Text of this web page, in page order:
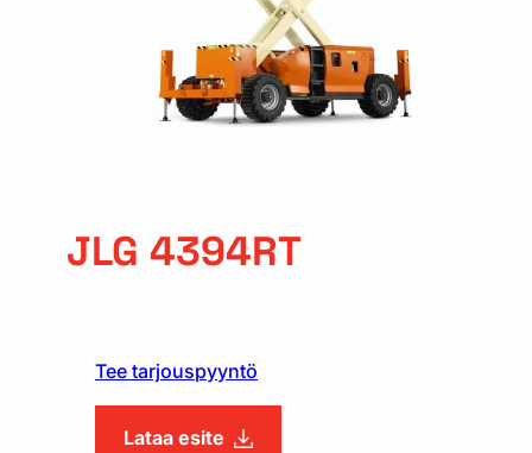
JLG 4394RT
Tee tarjouspyyntö
Lataa esite